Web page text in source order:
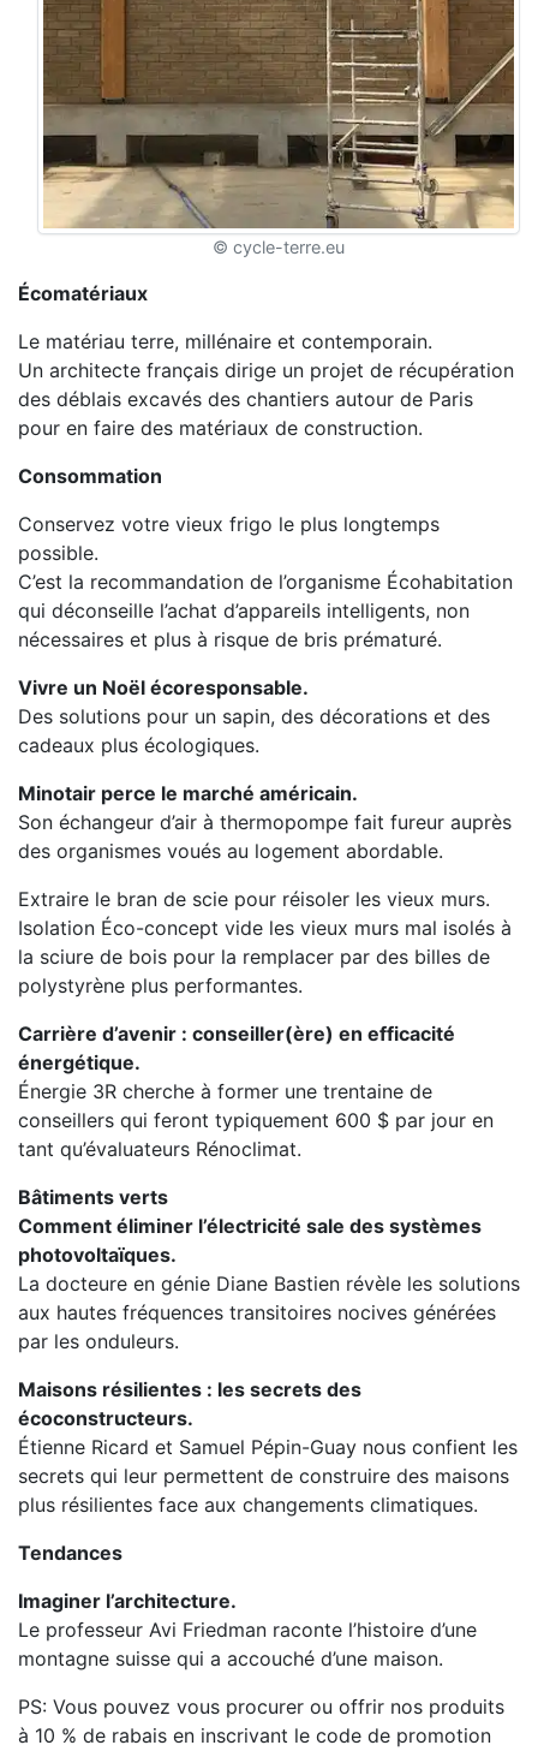
© cycle-terre.eu
Écomatériaux
Le matériau terre, millénaire et contemporain.
Un architecte français dirige un projet de récupération
des déblais excavés des chantiers autour de Paris
pour en faire des matériaux de construction.
Consommation
Conservez votre vieux frigo le plus longtemps
possible.
C’est la recommandation de l’organisme Écohabitation
qui déconseille l’achat d’appareils intelligents, non
nécessaires et plus à risque de bris prématuré.
Vivre un Noël écoresponsable.
Des solutions pour un sapin, des décorations et des
cadeaux plus écologiques.
Minotair perce le marché américain.
Son échangeur d’air à thermopompe fait fureur auprès
des organismes voués au logement abordable.
Extraire le bran de scie pour réisoler les vieux murs.
Isolation Éco-concept vide les vieux murs mal isolés à
la sciure de bois pour la remplacer par des billes de
polystyrène plus performantes.
Carrière d’avenir : conseiller(ère) en efficacité
énergétique.
Énergie 3R cherche à former une trentaine de
conseillers qui feront typiquement 600 $ par jour en
tant qu’évaluateurs Rénoclimat.
Bâtiments verts
Comment éliminer l’électricité sale des systèmes
photovoltaïques.
La docteure en génie Diane Bastien révèle les solutions
aux hautes fréquences transitoires nocives générées
par les onduleurs.
Maisons résilientes : les secrets des
écoconstructeurs.
Étienne Ricard et Samuel Pépin-Guay nous confient les
secrets qui leur permettent de construire des maisons
plus résilientes face aux changements climatiques.
Tendances
Imaginer l’architecture.
Le professeur Avi Friedman raconte l’histoire d’une
montagne suisse qui a accouché d’une maison.
PS: Vous pouvez vous procurer ou offrir nos produits
à 10 % de rabais en inscrivant le code de promotion